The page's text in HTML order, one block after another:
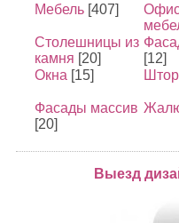
Мебель [407]
Столешницы из
камня [20]
[12]
Окна [15]
Фасады массив
[20]
Выезд